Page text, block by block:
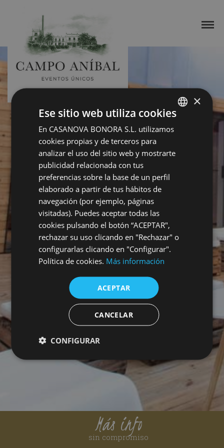
Más info
sin compromiso
SPANISH
×
Ese sitio web utiliza cookies
En CASANOVA BONORA S.L. utilizamos
cookies propias y de terceros para
analizar el uso del sitio web y mostrarte
publicidad relacionada con tus
preferencias sobre la base de un perfil
elaborado a partir de tus hábitos de
navegación (por ejemplo, páginas
visitadas). Puedes aceptar todas las
cookies pulsando el botón “ACEPTAR",
rechazar su uso clicando en "Rechazar" o
configurarlas clicando en "Configurar".
Política de cookies. Más información
ACEPTAR
CANCELAR
CONFIGURAR